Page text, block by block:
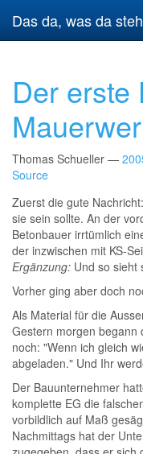
zum
Hauptinhalt
Das da, was da
Der erste
Thomas Schueller
Source
Zuerst die gute
sie sein sollte. An der
Betonbauer irrtümlich
der inzwischen mit KS-
Ergänzung: Und so sieht
Vorher ging aber doch
Als Material für die
Gestern morgen begann
noch: "Wenn ich gleich
abgeladen." Und Ihr
Der Bauunternehmer
komplette EG die
vorbildlich auf Maß
Nachmittags hat der